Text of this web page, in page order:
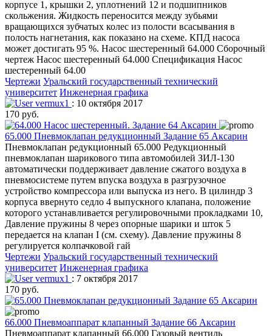
корпусе 1, крышки 2, уплотнений 12 и подшипников
скольжения. Жидкость переносится между зубьями
вращающихся зубчатых колес из полости всасывания в
полость нагнетания, как показано на схеме. КПД насоса
может достигать 95 %. Насос шестеренный 64.000 Сборочный
чертеж Насос шестеренный 64.000 Спецификация Насос
шестеренный 64.00
Чертежи Уральский государственный технический
университет Инженерная графика
vermux1 : 10 октября 2017
170 руб.
65.000 Пневмоклапан редукционный Задание 65 Аксарин
Пневмоклапан редукционный 65.000 Редукционный
пневмоклапан шарикового типа автомобилей ЗИЛ-130
автоматически поддерживает давление сжатого воздуха в
пневмосистеме путем впуска воздуха в разгрузочное
устройство компрессора или выпуска из него. В цилиндр 3
корпуса ввернуто седло 4 выпускного клапана, положение
которого устанавливается регулировочными прокладками 10,
Давление пружины 8 через опорные шарики и шток 5
передается на клапан I (см. схему). Давление пружины 8
регулируется колпачковой гай
Чертежи Уральский государственный технический
университет Инженерная графика
vermux1 : 7 октября 2017
170 руб.
66.000 Пневмоаппарат клапанный Задание 66 Аксарин
Пневмоаппарат клапанный 66.000 Газовый вентиль